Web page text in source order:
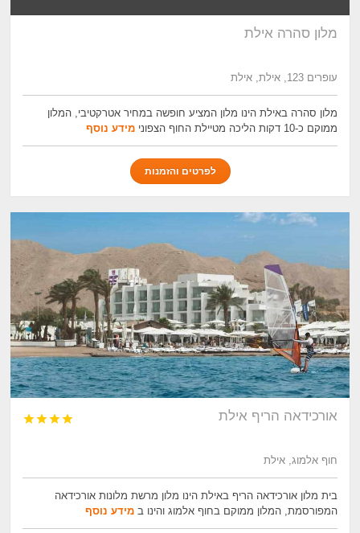
מלון סהרה אילת
עופרים 123, אילת, אילת
מלון סהרה באילת הינו מלון המציע חופשה במחיר אטרקטיבי, המלון
ממוקם כ-10 דקות הליכה מטיילת החוף הצפוני
מידע נוסף
לפרטים והזמנות
אורכידאה הריף אילת 



חוף אלמוג, אילת
בית מלון אורכידאה הריף באילת הינו מלון מרשת מלונות אורכידאה
המפורסמת, המלון ממוקם בחוף אלמוג והינו במידע נוסף